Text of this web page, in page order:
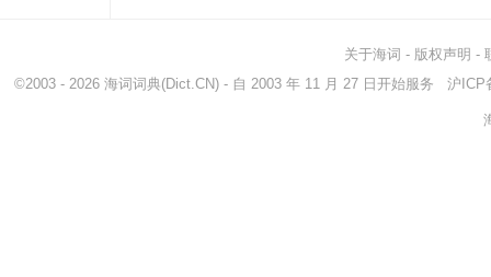
关于海词 - 版权声明 -
©2003 - 2026 海词词典(Dict.CN) - 自 2003 年 11 月 27 日开始服务 沪ICP